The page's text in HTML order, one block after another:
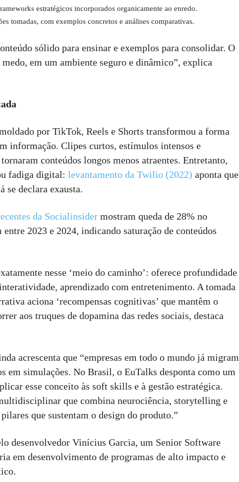
estratégicos incorporados organicamente ao enredo.
tomadas, com exemplos concretos e análises comparativas.
sólido para ensinar e exemplos para consolidar. O
em um ambiente seguro e dinâmico”, explica
por TikTok, Reels e Shorts transformou a forma
informação. Clipes curtos, estímulos intensos e
conteúdos longos menos atraentes. Entretanto,
fadiga digital: levantamento da Twilio (2022) aponta que
se declara exausta.
da Socialinsider mostram queda de 28% no
2023 e 2024, indicando saturação de conteúdos
nesse ‘meio do caminho’: oferece profundidade
aprendizado com entretenimento. A tomada
aciona ‘recompensas cognitivas’ que mantêm o
aos truques de dopamina das redes sociais, destaca
acrescenta que “empresas em todo o mundo já migram
em simulações. No Brasil, o EuTalks desponta como um
esse conceito às soft skills e à gestão estratégica.
que combina neurociência, storytelling e
que sustentam o design do produto.”
desenvolvedor Vinícius Garcia, um Senior Software
em desenvolvimento de programas de alto impacto e